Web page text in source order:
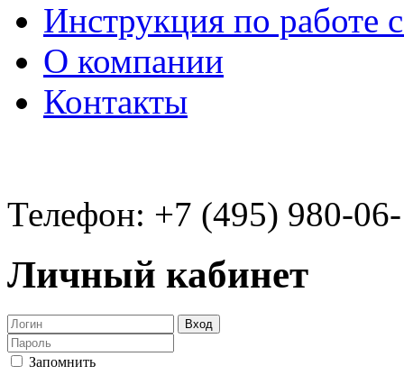
Инструкция по работе
О компании
Контакты
Телефон: +7 (495) 980-
Личный кабинет
Запомнить